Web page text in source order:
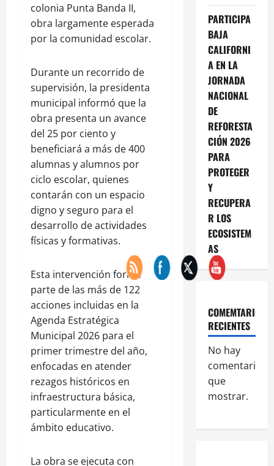
colonia Punta Banda II,
obra largamente esperada
por la comunidad escolar.
Durante un recorrido de
supervisión, la presidenta
municipal informó que la
obra presenta un avance
del 25 por ciento y
beneficiará a más de 400
alumnas y alumnos por
ciclo escolar, quienes
contarán con un espacio
digno y seguro para el
desarrollo de actividades
físicas y formativas.
Esta intervención forma
parte de las más de 122
acciones incluidas en la
Agenda Estratégica
Municipal 2026 para el
primer trimestre del año,
enfocadas en atender
rezagos históricos en
infraestructura básica,
particularmente en el
ámbito educativo.
La obra se ejecuta con
PARTICIPA
BAJA
CALIFORNI
A EN LA
JORNADA
NACIONAL
DE
REFORESTA
CIÓN 2026
PARA
PROTEGER
Y
RECUPERA
R LOS
ECOSISTEM
AS
COMEMTARIOS
RECIENTES
No hay
comentarios
que
mostrar.